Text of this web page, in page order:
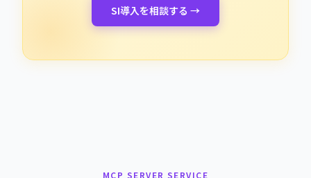
SI導入を相談する →
MCP SERVER SERVICE